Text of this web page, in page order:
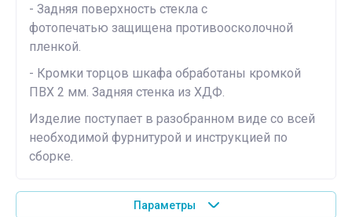
- Задняя поверхность стекла с
фотопечатью защищена противоосколочной
пленкой.
- Кромки торцов шкафа обработаны кромкой
ПВХ 2 мм. Задняя стенка из ХДФ.
Изделие поступает в разобранном виде со всей
необходимой фурнитурой и инструкцией по
сборке.
Параметры